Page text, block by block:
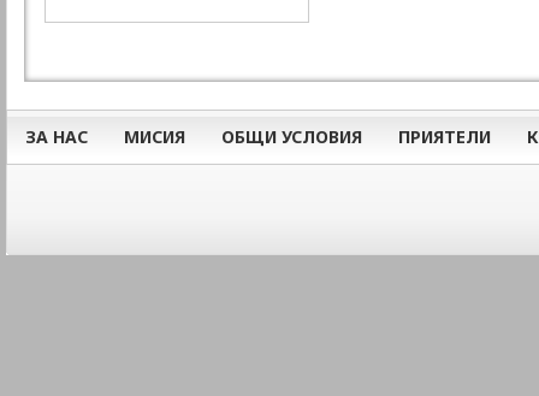
ЗА НАС МИСИЯ ОБЩИ УСЛОВИЯ ПРИЯТЕЛИ